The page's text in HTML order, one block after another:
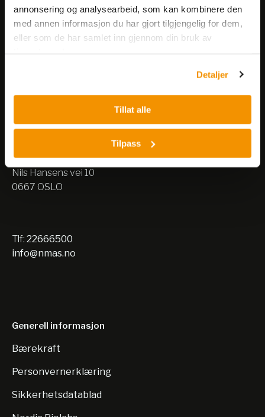
annonsering og analysearbeid, som kan kombinere den
med annen informasjon du har gjort tilgjengelig for dem,
eller som de har samlet inn gjennom din bruk av
Detaljer
Tillat alle
Tilpass
Nils Hansens vei 8
Lager:
Nils Hansens vei 10
0667 OSLO
Tlf: 22666500
info@nmas.no
Generell informasjon
Bærekraft
Personvernerklæring
Sikkerhetsdatablad